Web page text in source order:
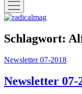
Menü
öffnen
radicalmag
Schlagwort:
Newsletter 07-2018
Newsletter 07-